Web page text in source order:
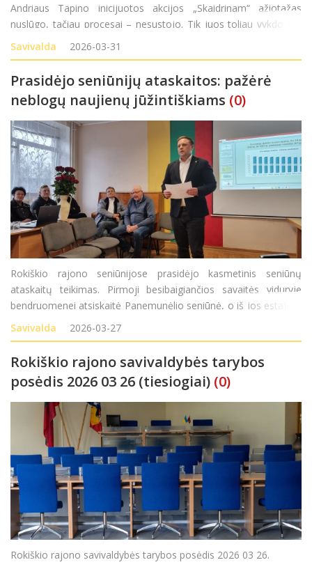
Andriaus Tapino inicijuotos akcijos „Skaidrinam“ ažiotažas
nuslūgo, tačiau procesai – nesustojo. Tik juos toliau vykdo jau
nebe žurnalisto komanda, o – teisėsaugos pareigūnai. Pastarieji
iš esmės domėjosi ir R
Savivalda 2026-03-31
Prasidėjo seniūnijų ataskaitos: pažėrė
neblogų naujienų jūžintiškiams (0)
Rokiškio rajono seniūnijose prasidėjo kasmetinis seniūnų
ataskaitų teikimas. Pirmoji besibaigiančios savaitės viduryje
bendruomenei atsiskaitė Panemunėlio seniūnė, o iš jos estafetę
perėmė Jūžintų seniūnas Vytautas Stakys, ketvirtadienį
gyventojus pakvietęs susitikti seniūnijos salytėj
Savivalda 2026-03-27
Rokiškio rajono savivaldybės tarybos
posėdis 2026 03 26 (tiesiogiai) (0)
Rokiškio rajono savivaldybės tarybos posėdis 2026 03 26.